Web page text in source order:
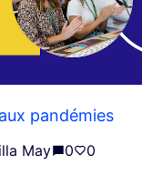
pandémies
May 0 0